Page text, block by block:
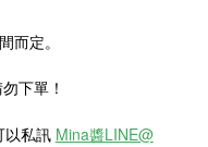
而定。
下單！
以私訊 Mina醬LINE@